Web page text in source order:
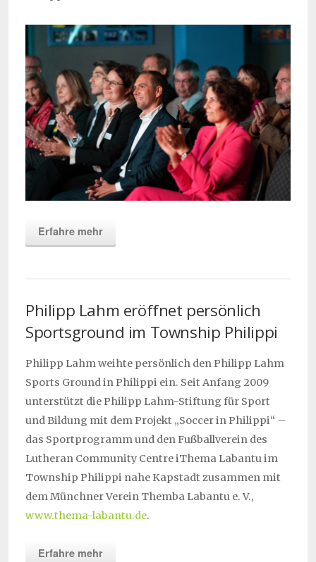
Erfahre mehr
Philipp Lahm eröffnet persönlich
Sportsground im Township Philippi
Philipp Lahm weihte persönlich den Philipp Lahm
Sports Ground in Philippi ein. Seit Anfang 2009
unterstützt die Philipp Lahm-Stiftung für Sport
und Bildung mit dem Projekt „Soccer in Philippi“ –
das Sportprogramm und den Fußballverein des
Lutheran Community Centre iThema Labantu im
Township Philippi nahe Kapstadt zusammen mit
dem Münchner Verein Themba Labantu e. V.,
www.thema-labantu.de.
Erfahre mehr